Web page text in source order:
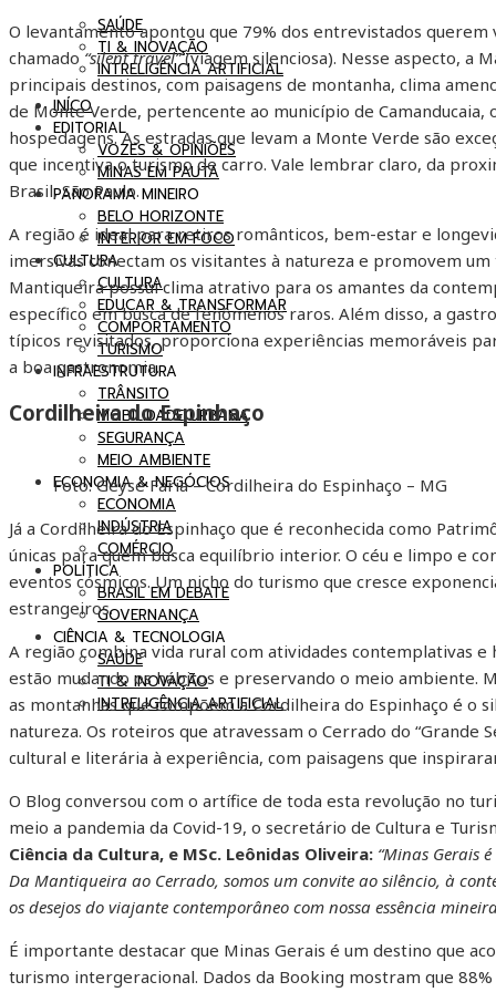
SAÚDE
TI & INOVAÇÃO
INTRELIGÊNCIA ARTIFICIAL
INÍCO
EDITORIAL
VOZES & OPINIÕES
MINAS EM PAUTA
PANORAMA MINEIRO
BELO HORIZONTE
INTERIOR EM FOCO
CULTURA
CULTURA
EDUCAR & TRANSFORMAR
COMPORTAMENTO
TURISMO
INFRAESTRUTURA
TRÂNSITO
MOBILIDADE URBANA
SEGURANÇA
MEIO AMBIENTE
ECONOMIA & NEGÓCIOS
ECONOMIA
INDÚSTRIA
COMÉRCIO
POLÍTICA
BRASIL EM DEBATE
GOVERNANÇA
CIÊNCIA & TECNOLOGIA
SAÚDE
TI & INOVAÇÃO
INTRELIGÊNCIA ARTIFICIAL
O levantamento apontou que 79% dos entrevistados
chamado“silent travel”(viagem silenciosa). Nesse aspecto, a
principais destinos, com paisagens de montanha, clima
de Monte Verde, pertencente ao município de Camanducaia,
hospedagens. As estradas que levam a Monte Verde são
que incentiva o turismo de carro. Vale lembrar claro, da
Brasil, São Paulo.
A região é ideal para retiros românticos, bem-estar e
imersivas conectam os visitantes à natureza e promovem
Mantiqueira possui clima atrativo para os amantes da
específico em busca de fenômenos raros. Além disso, a
típicos revisitados, proporciona experiências memoráveis
a boa gastronomia.
Cordilheira do Espinhaço
Foto: Geyse Faria – Cordilheira do Espinhaço – MG
Já a Cordilheira do Espinhaço que é reconhecida como
únicas para quem busca equilíbrio interior. O céu e limpo e
eventos cósmicos. Um nicho do turismo que cresce
estrangeiros.
A região combina vida rural com atividades contemplativas
estão mudando os hábitos e preservando o meio ambiente.
as montanhas que compõem a Cordilheira do Espinhaço é o
natureza. Os roteiros que atravessam o Cerrado do “Grande
cultural e literária à experiência, com paisagens que
O Blog conversou com o artífice de toda esta revolução no
meio a pandemia da Covid-19, o secretário de Cultura e
Ciência da Cultura, e MSc. Leônidas Oliveira: “Minas Gerais
Da Mantiqueira ao Cerrado, somos um convite ao silêncio, à
os desejos do viajante contemporâneo com nossa essência
É importante destacar que Minas Gerais é um destino que
turismo intergeracional. Dados da Booking mostram que